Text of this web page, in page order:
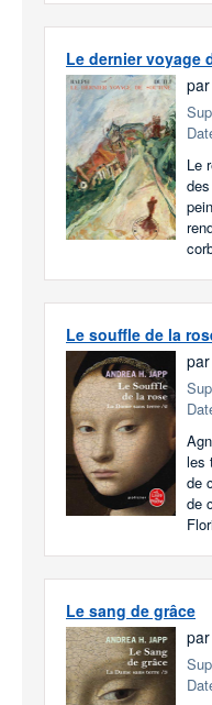
Le dernier voyage
par
Le
Le souffle de la
par
les
de
de
Le sang de grâce
par